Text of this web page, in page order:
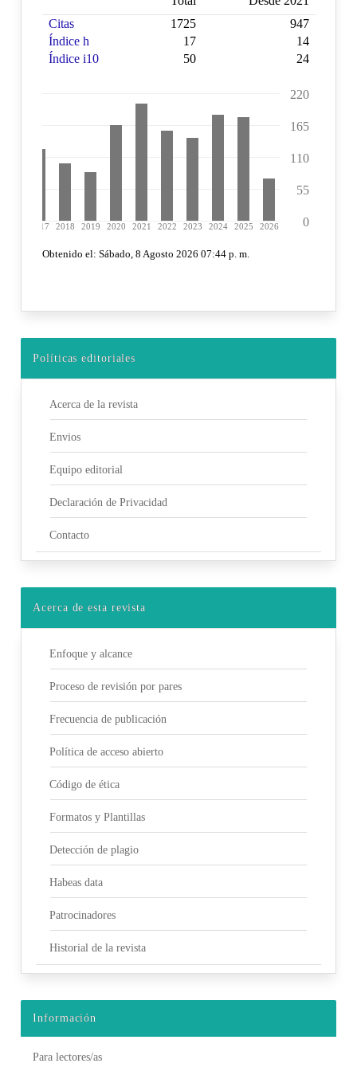
Políticas editoriales
Acerca de la revista
Envios
Equipo editorial
Declaración de Privacidad
Contacto
Acerca de esta revista
Enfoque y alcance
Proceso de revisión por pares
Frecuencia de publicación
Política de acceso abierto
Código de ética
Formatos y Plantillas
Detección de plagio
Habeas data
Patrocinadores
Historial de la revista
Información
Para lectores/as